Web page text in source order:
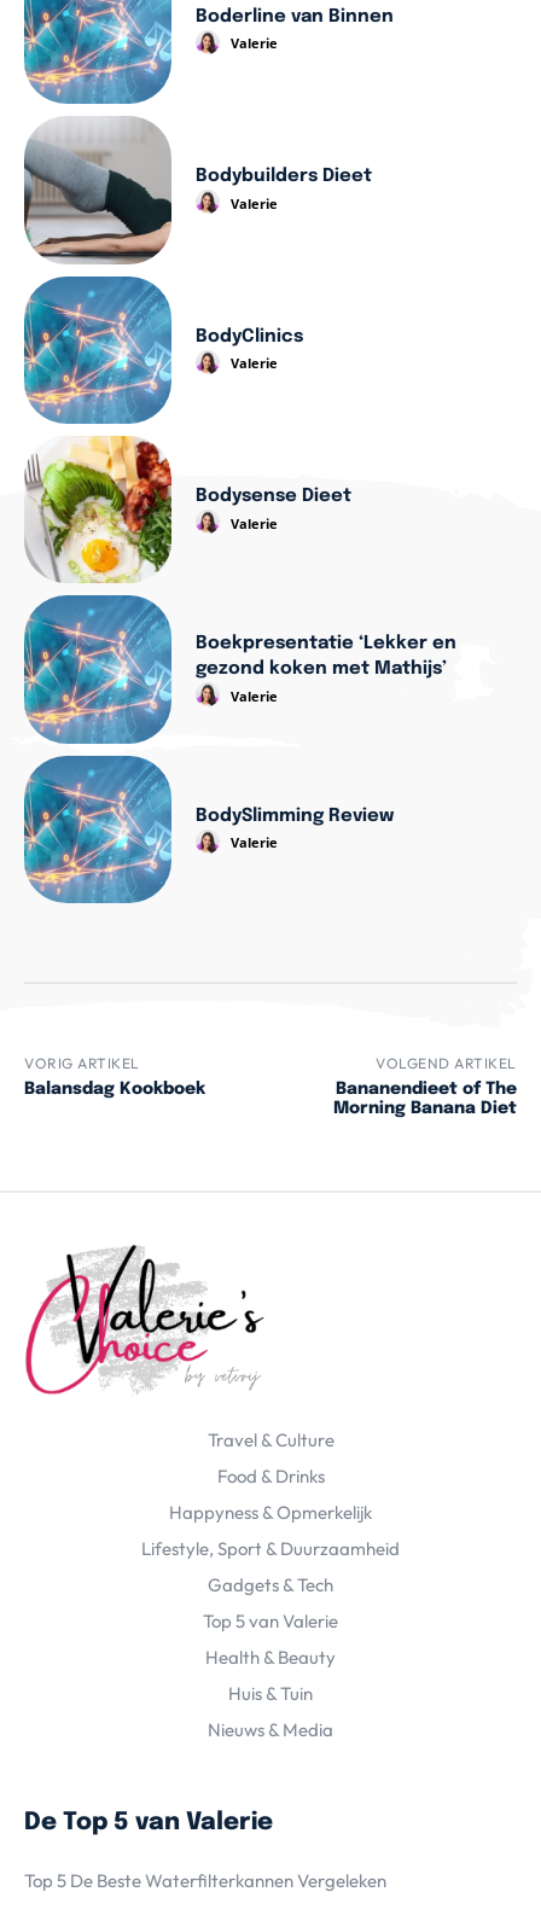
Boderline van Binnen
Valerie
Bodybuilders Dieet
Valerie
BodyClinics
Valerie
Bodysense Dieet
Valerie
Boekpresentatie ‘Lekker en
gezond koken met Mathijs’
Valerie
BodySlimming Review
Valerie
VORIG ARTIKEL
Balansdag Kookboek
VOLGEND ARTIKEL
Bananendieet of The
Morning Banana Diet
Travel & Culture
Food & Drinks
Happyness & Opmerkelijk
Lifestyle, Sport & Duurzaamheid
Gadgets & Tech
Top 5 van Valerie
Health & Beauty
Huis & Tuin
Nieuws & Media
De Top 5 van Valerie
Top 5 De Beste Waterfilterkannen Vergeleken